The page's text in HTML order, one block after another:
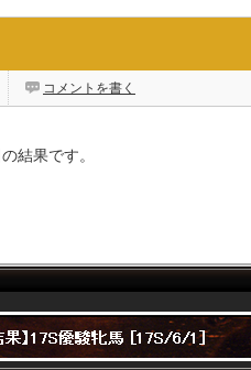
コメントを書く
結果です。